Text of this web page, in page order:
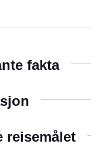
av Stillehavets
dels fredelig
opp mellom
I de fleste
fakta
reisemålet